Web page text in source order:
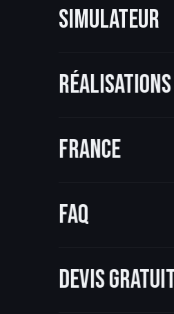
Simulateur
Réalisations
France
FAQ
Devis